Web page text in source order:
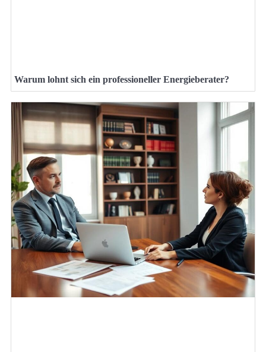
Warum lohnt sich ein professioneller Energieberater?